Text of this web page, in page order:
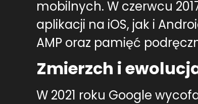
mobilnych. W czerwcu
aplikacji na iOS, jak i
AMP oraz pamięć
Zmierzch i
W 2021 roku Google